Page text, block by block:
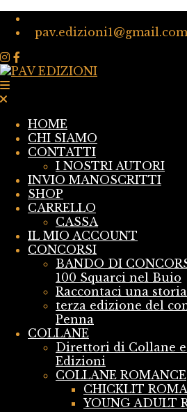
pav.edizioni1@gmail.com
HOME
CHI SIAMO
CONTATTI
I NOSTRI AUTORI
INVIO MANOSCRITTI
SHOP
CARRELLO
CASSA
IL MIO ACCOUNT
CONCORSI
BANDO DI
100 Squarci nel Buio
Raccontaci una storia
terza edizione del
Penna
COLLANE
Direttori di Collane
Edizioni
COLLANE ROMANCE
CHICKLIT
YOUNG ADULT